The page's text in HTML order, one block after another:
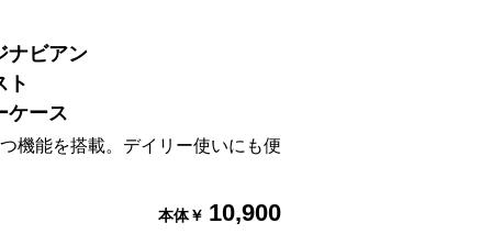
ナビアン
ト
ケース
機能を搭載。デイリー使いにも便
本体￥ 10,900